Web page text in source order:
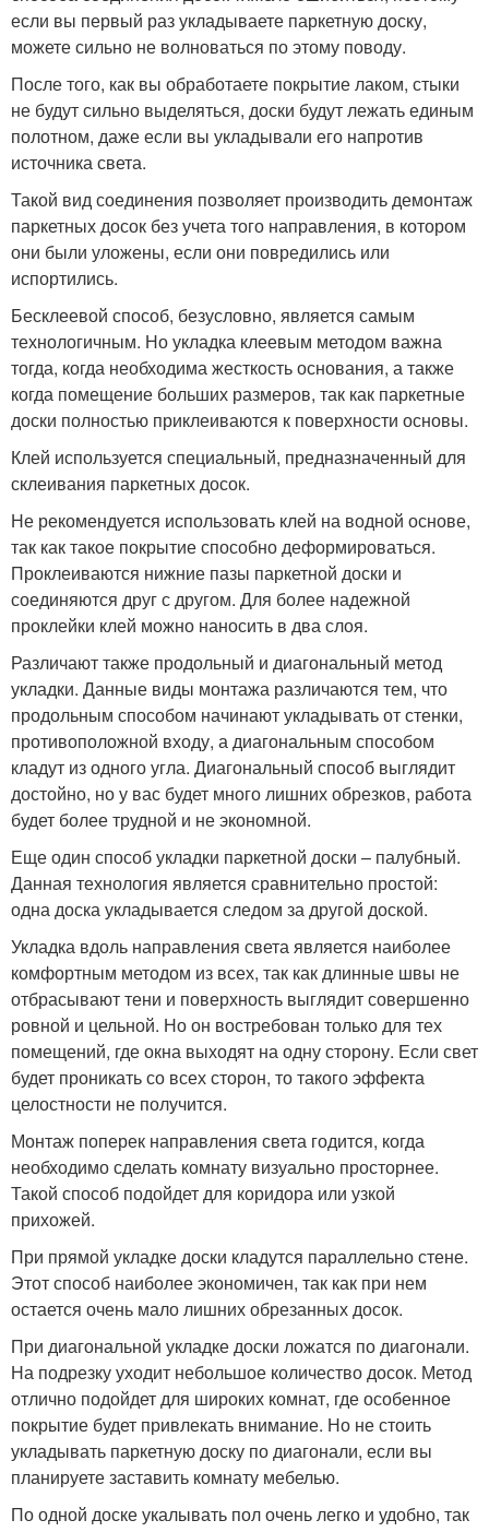
если вы первый раз укладываете паркетную доску,
можете сильно не волноваться по этому поводу.
После того, как вы обработаете покрытие лаком, стыки
не будут сильно выделяться, доски будут лежать единым
полотном, даже если вы укладывали его напротив
источника света.
Такой вид соединения позволяет производить демонтаж
паркетных досок без учета того направления, в котором
они были уложены, если они повредились или
испортились.
Бесклеевой способ, безусловно, является самым
технологичным. Но укладка клеевым методом важна
тогда, когда необходима жесткость основания, а также
когда помещение больших размеров, так как паркетные
доски полностью приклеиваются к поверхности основы.
Клей используется специальный, предназначенный для
склеивания паркетных досок.
Не рекомендуется использовать клей на водной основе,
так как такое покрытие способно деформироваться.
Проклеиваются нижние пазы паркетной доски и
соединяются друг с другом. Для более надежной
проклейки клей можно наносить в два слоя.
Различают также продольный и диагональный метод
укладки. Данные виды монтажа различаются тем, что
продольным способом начинают укладывать от стенки,
противоположной входу, а диагональным способом
кладут из одного угла. Диагональный способ выглядит
достойно, но у вас будет много лишних обрезков, работа
будет более трудной и не экономной.
Еще один способ укладки паркетной доски – палубный.
Данная технология является сравнительно простой:
одна доска укладывается следом за другой доской.
Укладка вдоль направления света является наиболее
комфортным методом из всех, так как длинные швы не
отбрасывают тени и поверхность выглядит совершенно
ровной и цельной. Но он востребован только для тех
помещений, где окна выходят на одну сторону. Если свет
будет проникать со всех сторон, то такого эффекта
целостности не получится.
Монтаж поперек направления света годится, когда
необходимо сделать комнату визуально просторнее.
Такой способ подойдет для коридора или узкой
прихожей.
При прямой укладке доски кладутся параллельно стене.
Этот способ наиболее экономичен, так как при нем
остается очень мало лишних обрезанных досок.
При диагональной укладке доски ложатся по диагонали.
На подрезку уходит небольшое количество досок. Метод
отлично подойдет для широких комнат, где особенное
покрытие будет привлекать внимание. Но не стоить
укладывать паркетную доску по диагонали, если вы
планируете заставить комнату мебелью.
По одной доске укалывать пол очень легко и удобно, так